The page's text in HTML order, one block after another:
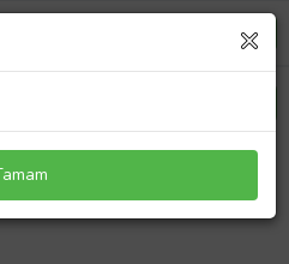
Antoryum Çiçeği